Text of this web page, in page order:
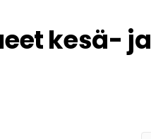
kesä- ja